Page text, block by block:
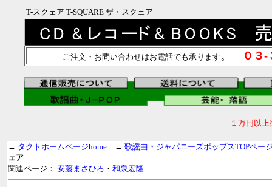
T-スクェア T-SQUARE ザ・スクェア
ご注文・お問い合わせはお電話でも承ります。 ０３
１万円以
→ タクトホームページhome → 歌謡曲・ジャパニーズポップスTOPペー
ェア
関連ページ： 安藤まさひろ ・ 和泉宏隆